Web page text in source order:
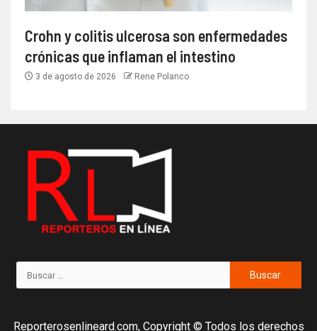
Crohn y colitis ulcerosa son enfermedades
crónicas que inflaman el intestino
3 de agosto de 2026 Rene Polanco
Reporterosenlineard.com, Copyright © Todos los derechos